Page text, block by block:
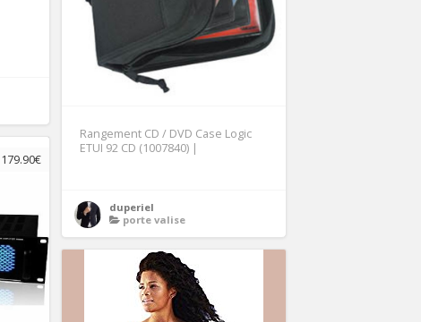
Rangement CD / DVD Case Logic
ETUI 92 CD (1007840) |
duperiel
porte valise
179.90€